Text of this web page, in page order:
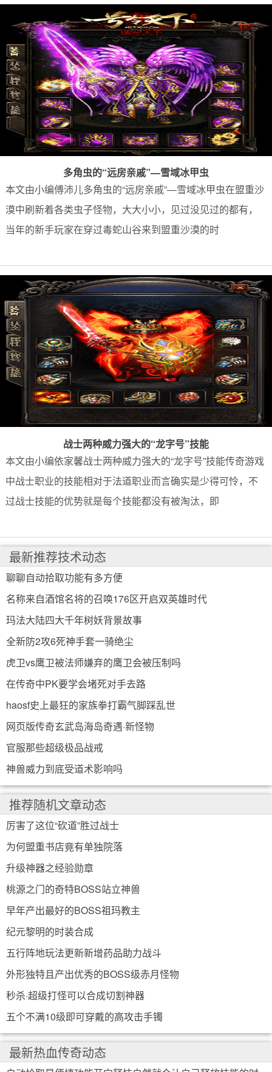
多角虫的“远房亲戚”—雪域冰甲虫
本文由小编傅沛儿多角虫的“远房亲戚”—雪域冰甲虫在盟重沙
漠中刷新着各类虫子怪物，大大小小，见过没见过的都有，
当年的新手玩家在穿过毒蛇山谷来到盟重沙漠的时
战士两种威力强大的“龙字号”技能
本文由小编依家馨战士两种威力强大的“龙字号”技能传奇游戏
中战士职业的技能相对于法道职业而言确实是少得可怜，不
过战士技能的优势就是每个技能都没有被淘汰，即
最新推荐技术动态
聊聊自动拾取功能有多方便
名称来自酒馆名将的召唤176区开启双英雄时代
玛法大陆四大千年树妖背景故事
全新防2攻6死神手套一骑绝尘
虎卫vs鹰卫被法师嫌弃的鹰卫会被压制吗
在传奇中PK要学会堵死对手去路
haosf史上最狂的家族拳打霸气脚踩乱世
网页版传奇玄武岛海岛奇遇·新怪物
官服那些超级极品战戒
神兽威力到底受道术影响吗
推荐随机文章动态
厉害了这位“砍道”胜过战士
为何盟重书店竟有单独院落
升级神器之经验勋章
桃源之门的奇特BOSS站立神兽
早年产出最好的BOSS祖玛教主
纪元黎明的时装合成
五行阵地玩法更新新增药品助力战斗
外形独特且产出优秀的BOSS级赤月怪物
秒杀·超级打怪可以合成切割神器
五个不满10级即可穿戴的高攻击手镯
最新热血传奇动态